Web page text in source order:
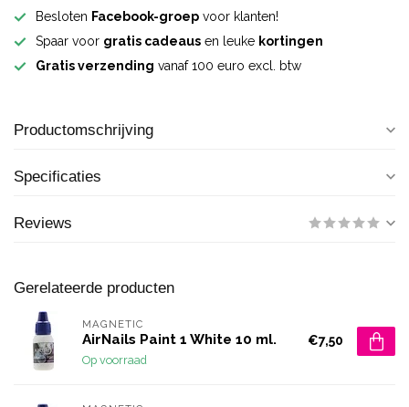
Besloten Facebook-groep voor klanten!
Spaar voor gratis cadeaus en leuke kortingen
Gratis verzending vanaf 100 euro excl. btw
Productomschrijving
Specificaties
Reviews
Gerelateerde producten
MAGNETIC
AirNails Paint 1 White 10 ml.
Op voorraad
€7,50